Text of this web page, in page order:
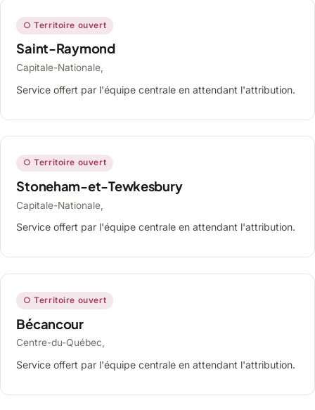
○ Territoire ouvert
Saint-Raymond
Capitale-Nationale,
Service offert par l'équipe centrale en attendant l'attribution.
○ Territoire ouvert
Stoneham-et-Tewkesbury
Capitale-Nationale,
Service offert par l'équipe centrale en attendant l'attribution.
○ Territoire ouvert
Bécancour
Centre-du-Québec,
Service offert par l'équipe centrale en attendant l'attribution.